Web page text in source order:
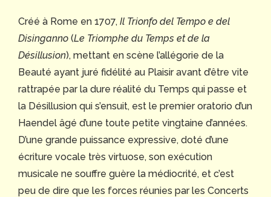
Créé à Rome en 1707, Il Trionfo del Tempo e del
Disinganno (Le Triomphe du Temps et de la
Désillusion), mettant en scène l’allégorie de la
Beauté ayant juré fidélité au Plaisir avant d’être vite
rattrapée par la dure réalité du Temps qui passe et
la Désillusion qui s’ensuit, est le premier oratorio d’un
Haendel âgé d’une toute petite vingtaine d’années.
D’une grande puissance expressive, doté d’une
écriture vocale très virtuose, son exécution
musicale ne souffre guère la médiocrité, et c’est
peu de dire que les forces réunies par les Concerts